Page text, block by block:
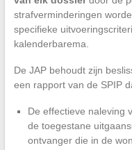
strafverminderingen
specifieke
kalenderbarema.
De JAP behoudt zijn
een rapport van de SPIP
De effectieve naleving
de toegestane
ontvanger die in de